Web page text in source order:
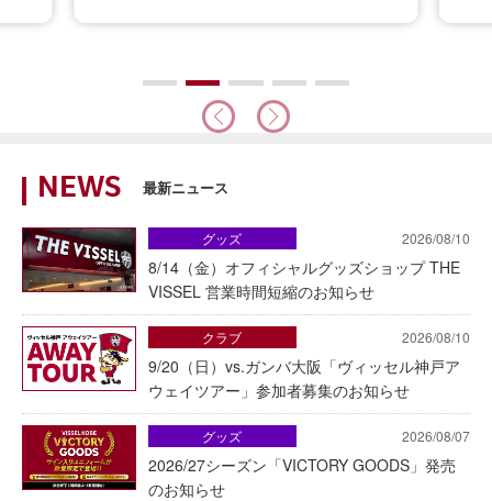
NEWS 最新ニュース
2026/08/10
8/14（金）オフィシャルグッズショップ THE
VISSEL 営業時間短縮のお知らせ
グッズ
2026/08/10
9/20（日）vs.ガンバ大阪「ヴィッセル神戸ア
ウェイツアー」参加者募集のお知らせ
クラブ
2026/08/07
2026/27シーズン「VICTORY GOODS」発売
のお知らせ
グッズ